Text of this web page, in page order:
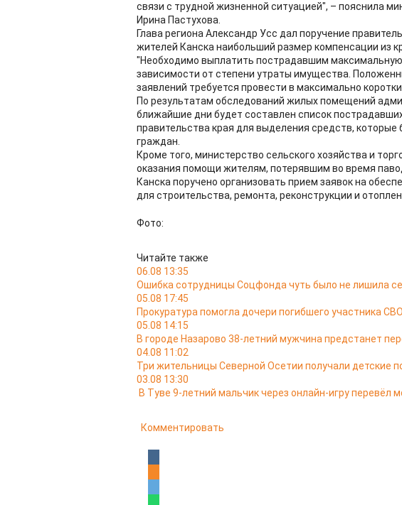
связи с трудной жизненной ситуацией", – пояснила
Ирина Пастухова.
Глава региона Александр Усс дал поручение
жителей Канска наибольший размер компенсации из
"Необходимо выплатить пострадавшим
зависимости от степени утраты имущества.
заявлений требуется провести в максимально
По результатам обследований жилых помещений
ближайшие дни будет составлен список
правительства края для выделения средств,
граждан.
Кроме того, министерство сельского хозяйства и
оказания помощи жителям, потерявшим во время
Канска поручено организовать прием заявок на
для строительства, ремонта, реконструкции и
Фото:
Читайте также
06.08 13:35
Ошибка сотрудницы Соцфонда чуть было не лишила
05.08 17:45
Прокуратура помогла дочери погибшего участника
05.08 14:15
В городе Назарово 38-летний мужчина предстанет
04.08 11:02
Три жительницы Северной Осетии получали детские
03.08 13:30
В Туве 9-летний мальчик через онлайн-игру перевёл
Комментировать